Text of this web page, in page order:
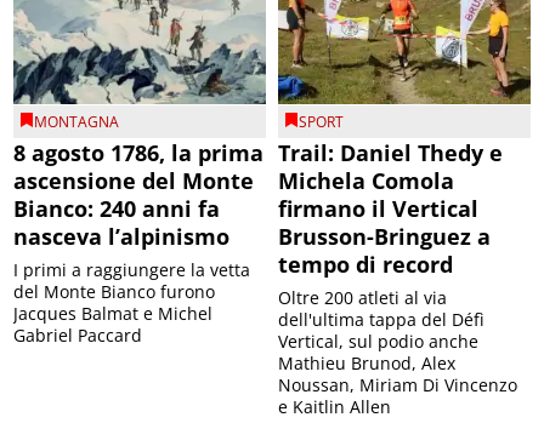
MONTAGNA
8 agosto 1786, la prima
ascensione del Monte
Bianco: 240 anni fa
nasceva l’alpinismo
I primi a raggiungere la vetta
del Monte Bianco furono
Jacques Balmat e Michel
Gabriel Paccard
SPORT
Trail: Daniel Thedy e
Michela Comola
firmano il Vertical
Brusson-Bringuez a
tempo di record
Oltre 200 atleti al via
dell'ultima tappa del Défì
Vertical, sul podio anche
Mathieu Brunod, Alex
Noussan, Miriam Di Vincenzo
e Kaitlin Allen